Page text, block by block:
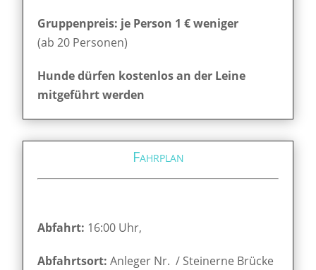
Gruppenpreis: je Person 1 € weniger
(ab 20 Personen)
Hunde dürfen kostenlos an der Leine
mitgeführt werden
Fahrplan
Abfahrt: 16:00 Uhr,
Abfahrtsort:Anleger Nr. / Steinerne Brücke